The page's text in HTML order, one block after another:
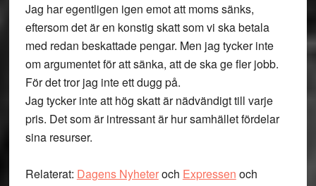
Jag har egentligen igen emot att moms sänks,
eftersom det är en konstig skatt som vi ska betala
med redan beskattade pengar. Men jag tycker inte
om argumentet för att sänka, att de ska ge fler jobb.
För det tror jag inte ett dugg på.
Jag tycker inte att hög skatt är nädvändigt till varje
pris. Det som är intressant är hur samhället fördelar
sina resurser.
Relaterat: Dagens Nyheteroch Expressen och